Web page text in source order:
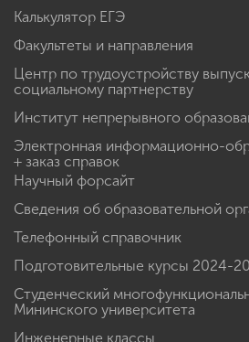
Калькулятор ЕГЭ
Факультеты и направления
Центр по трудоустройству
социальному партнерству
Институт непрерывного
Электронная информационно-
+ заказ справок
Научный форсайт
Сведения об образовательной
Телефонный справочник
Подготовительные курсы 2024-
Студенческий
Мининского университета
Инженерные классы